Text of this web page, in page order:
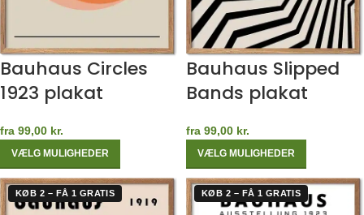
Bauhaus Circles
1923 plakat
fra 99,00 kr.
VÆLG MULIGHEDER
Bauhaus Slipped
Bands plakat
fra 99,00 kr.
VÆLG MULIGHEDER
KØB 2 – FÅ 1 GRATIS KØB 2 – FÅ 1 GRATIS